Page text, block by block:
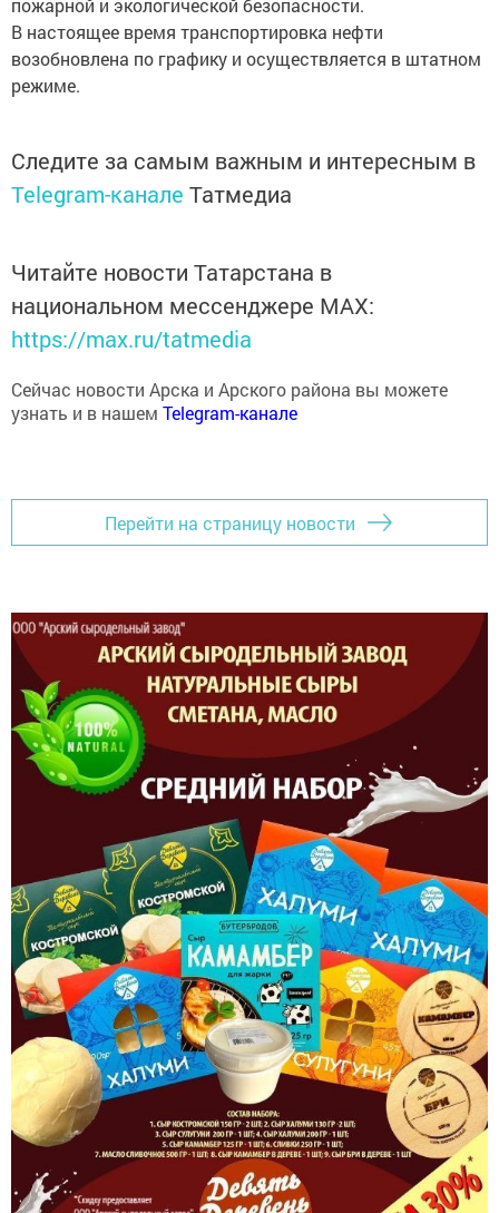
пожарной и экологической безопасности.
В настоящее время транспортировка нефти
возобновлена по графику и осуществляется в штатном
режиме.
Следите за самым важным и интересным в
Telegram-канале Татмедиа
Читайте новости Татарстана в
национальном мессенджере MАХ:
https://max.ru/tatmedia
Сейчас новости Арска и Арского района вы можете
узнать и в нашем Telegram-канале
Перейти на страницу новости